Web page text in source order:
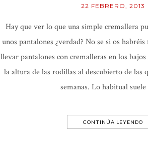
22 FEBRERO, 2013
Hay que ver lo que una simple cremallera
unos pantalones ¿verdad? No se si os
llevar pantalones con cremalleras en los
la altura de las rodillas al descubierto de las
semanas. Lo habitual
CONTINÚA LEYENDO